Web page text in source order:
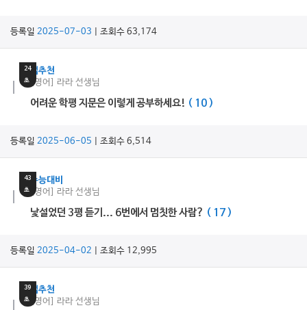
등록일 2025-07-03 | 조회수 63,174
24
초
쌤추천
[영어] 라라 선생님
어려운 학평 지문은 이렇게 공부하세요! ( 10 )
등록일 2025-06-05 | 조회수 6,514
43
초
수능대비
[영어] 라라 선생님
낯설었던 3평 듣기... 6번에서 멈칫한 사람? ( 17 )
등록일 2025-04-02 | 조회수 12,995
39
초
쌤추천
[영어] 라라 선생님